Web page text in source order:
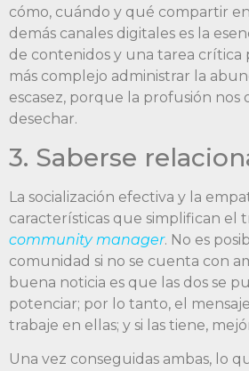
cómo, cuándo y qué compartir
demás canales digitales es la
de contenidos y una tarea crítica
más complejo administrar la
escasez, porque la profusión nos
desechar.
3. Saberse
La socialización efectiva y la
características que simplifican el
community manager. No es
comunidad si no se cuenta con
buena noticia es que las dos se
potenciar; por lo tanto, el
trabaje en ellas; y si las tiene,
Una vez conseguidas ambas, lo